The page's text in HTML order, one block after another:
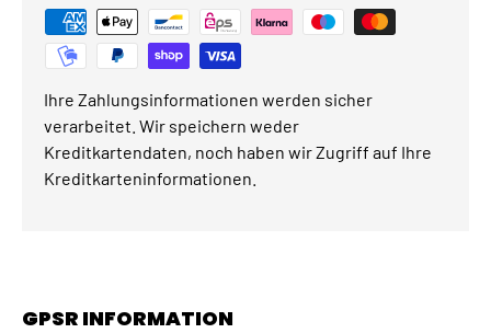
Ihre Zahlungsinformationen werden sicher
verarbeitet. Wir speichern weder
Kreditkartendaten, noch haben wir Zugriff auf Ihre
Kreditkarteninformationen.
GPSR INFORMATION